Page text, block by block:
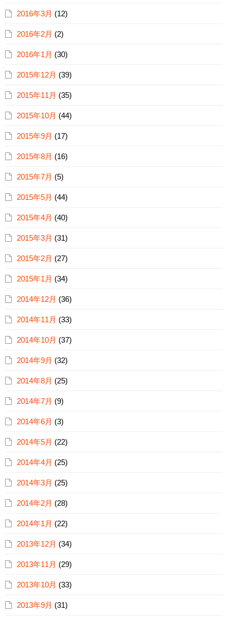
2016年3月 (12)
2016年2月 (2)
2016年1月 (30)
2015年12月 (39)
2015年11月 (35)
2015年10月 (44)
2015年9月 (17)
2015年8月 (16)
2015年7月 (5)
2015年5月 (44)
2015年4月 (40)
2015年3月 (31)
2015年2月 (27)
2015年1月 (34)
2014年12月 (36)
2014年11月 (33)
2014年10月 (37)
2014年9月 (32)
2014年8月 (25)
2014年7月 (9)
2014年6月 (3)
2014年5月 (22)
2014年4月 (25)
2014年3月 (25)
2014年2月 (28)
2014年1月 (22)
2013年12月 (34)
2013年11月 (29)
2013年10月 (33)
2013年9月 (31)